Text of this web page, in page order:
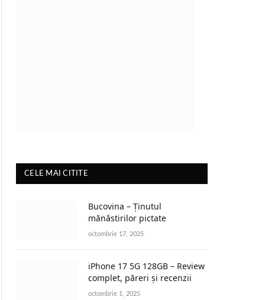
CELE MAI CITITE
Bucovina – Ținutul
mănăstirilor pictate
octombrie 17, 2025
iPhone 17 5G 128GB – Review
complet, păreri și recenzii
octombrie 1, 2025